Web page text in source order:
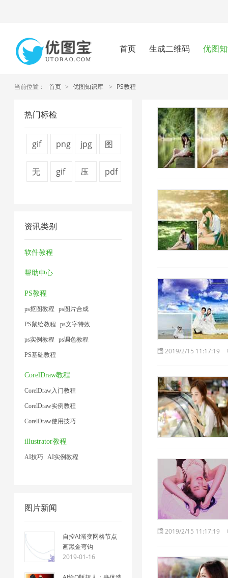
首页 生成二维码 优图
当前位置： 首页 > 优图知识库 > PS教程
热门标检
gif
缩
2
png
具
1
jpg
1
图
术
无
缩
1
gif
2
压
pdf
资讯类别
软件教程
帮助中心
PS教程
ps抠图教程 ps图片合成
PS鼠绘教程 ps文字特效
ps实例教程 ps调色教程
PS基础教程
CorelDraw教程
CorelDraw入门教程
CorelDraw实例教程
CorelDraw使用技巧
illustrator教程
AI技巧 AI实例教程
图片新闻
自控AI渐变网格节点
画黑金弯钩
2019-01-16
2019/2/15 11:17:19
2019/2/15 11:17:19